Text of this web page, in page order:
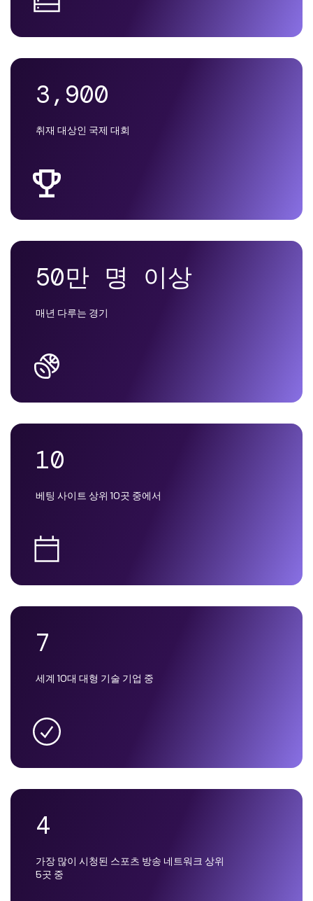
3,900
취재 대상인 국제 대회
50만 명 이상
매년 다루는 경기
10
베팅 사이트 상위 10곳 중에서
7
세계 10대 대형 기술 기업 중
4
가장 많이 시청된 스포츠 방송 네트워크 상위
5곳 중